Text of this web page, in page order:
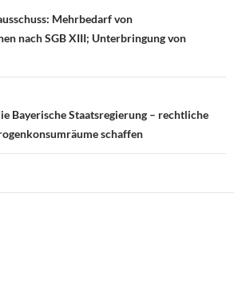
Mehrbedarf von
nach SGB XIII; Unterbringung von
Bayerische Staatsregierung – rechtliche
schaffen